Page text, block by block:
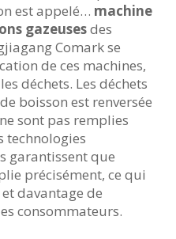
est appelé… machine
gazeusesdes
Comark se
de ces machines,
déchets. Les déchets
boisson est renversée
sont pas remplies
technologies
garantissent que
précisément, ce qui
davantage de
consommateurs.